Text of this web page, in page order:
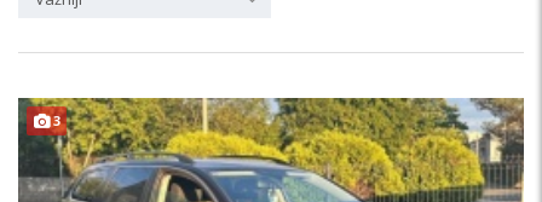
PRETRAŽI
3